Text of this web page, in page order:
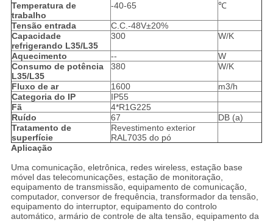
Temperatura de
trabalho
-40-65 ℃
Tensão entrada
C.C.-48V±20%
Capacidade
refrigerando L35/L35
300 W/K
Aquecimento --
W
Consumo de potência
L35/L35
380 W/K
Fluxo de ar 1600
m3/h
Categoria do IP
IP55
Fã
4*R1G225
Ruído
67
DB (a)
Tratamento de
superfície
Revestimento exterior
RAL7035 do pó
Aplicação
Uma comunicação, eletrônica, redes wireless, estação base
móvel das telecomunicações, estação de monitoração,
equipamento de transmissão, equipamento de comunicação,
computador, conversor de frequência, transformador da tensão,
equipamento do interruptor, equipamento do controlo
automático, armário de controle de alta tensão, equipamento da